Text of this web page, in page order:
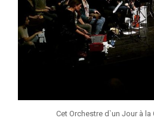
Cet Orchestre d`un Jour à la